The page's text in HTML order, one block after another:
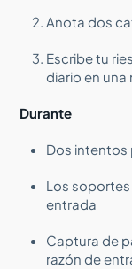
Anota dos
Escribe tu
diario en
Durante
Dos intentos
Los
entrada
Captura de
razón de